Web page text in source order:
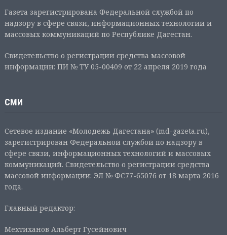
Газета зарегистрирована Федеральной службой по
надзору в сфере связи, информационных технологий и
массовых коммуникаций по Республике Дагестан.
Свидетельство о регистрации средства массовой
информации: ПИ № ТУ 05-00409 от 22 апреля 2019 года
СМИ
Сетевое издание «Молодежь Дагестана» (md-gazeta.ru),
зарегистрирован Федеральной службой по надзору в
сфере связи, информационных технологий и массовых
коммуникаций. Свидетельство о регистрации средства
массовой информации: ЭЛ № ФС77-65076 от 18 марта 2016
года.
Главный редактор:
Мехтиханов Альберт Гусейнович